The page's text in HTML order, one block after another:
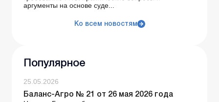
аргументы на основе суде...
Ко всем новостям
Популярное
25.05.2026
Баланс-Агро № 21 от 26 мая 2026 года